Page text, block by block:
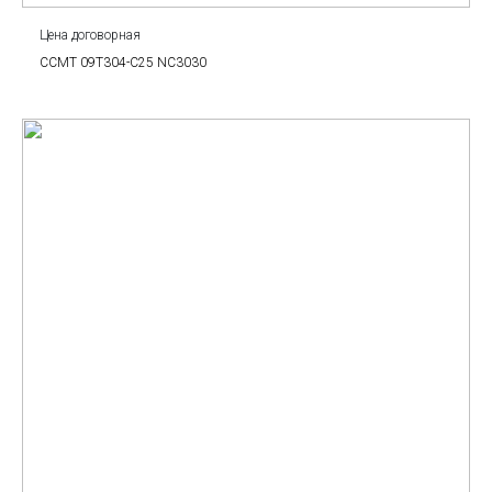
Цена договорная
CCMT 09T304-C25 NC3030